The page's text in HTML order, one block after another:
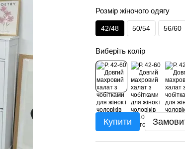
Розмір жіночого одягу
42/48 50/54 56/60
Виберіть колір
Купити